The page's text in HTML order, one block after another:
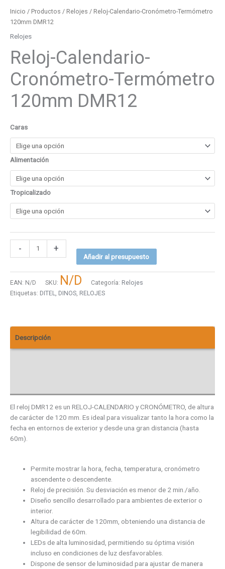
Inicio / Productos / Relojes / Reloj-Calendario-Cronómetro-Termómetro
120mm DMR12
Relojes
Reloj-Calendario-
Cronómetro-Termómetro
120mm DMR12
Caras
Alimentación
Tropicalizado
- +
Añadir al presupuesto
EAN: N/D SKU: N/D Categoría: Relojes
Etiquetas: DITEL, DINOS, RELOJES
Descripción
El reloj DMR12 es un RELOJ-CALENDARIO y CRONÓMETRO, de altura
de carácter de 120 mm. Es ideal para visualizar tanto la hora como la
fecha en entornos de exterior y desde una gran distancia (hasta
60m).
Permite mostrar la hora, fecha, temperatura, cronómetro
ascendente o descendente.
Reloj de precisión. Su desviación es menor de 2 min./año.
Diseño sencillo desarrollado para ambientes de exterior o
interior.
Altura de carácter de 120mm, obteniendo una distancia de
legibilidad de 60m.
LEDs de alta luminosidad, permitiendo su óptima visión
incluso en condiciones de luz desfavorables.
Dispone de sensor de luminosidad para ajustar de manera